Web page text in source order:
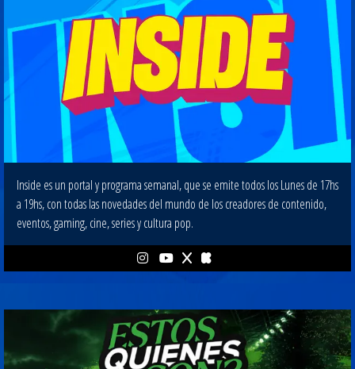
Inside es un portal y programa semanal, que se emite todos los Lunes de 17hs
a 19hs, con todas las novedades del mundo de los creadores de contenido,
eventos, gaming, cine, series y cultura pop.